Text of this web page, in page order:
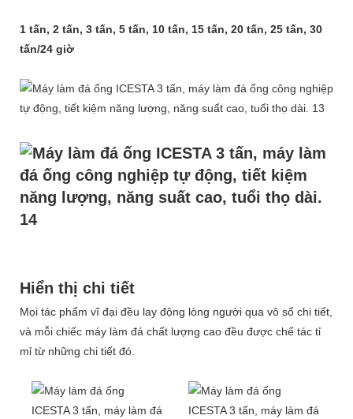
1 tấn, 2 tấn, 3 tấn, 5 tấn, 10 tấn, 15 tấn, 20 tấn, 25 tấn, 30
tấn/24 giờ
Hiển thị chi tiết
Mọi tác phẩm vĩ đại đều lay động lòng người qua vô số chi tiết,
và mỗi chiếc máy làm đá chất lượng cao đều được chế tác tỉ
mỉ từ những chi tiết đó.